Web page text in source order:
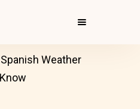
Spanish Weather